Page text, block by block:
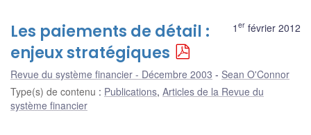
1 er février 2012
Les paiements de détail :
enjeux stratégiques
Revue du système financier - Décembre 2003
Sean O'Connor
Type(s) de contenu : Publications, Articles de la Revue du
système financier